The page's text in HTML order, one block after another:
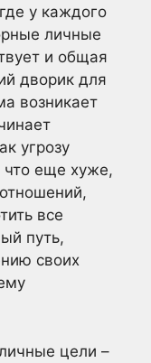
у каждого
личные
и общая
дворик для
возникает
угрозу
что еще хуже,
все
путь,
своих
цели –